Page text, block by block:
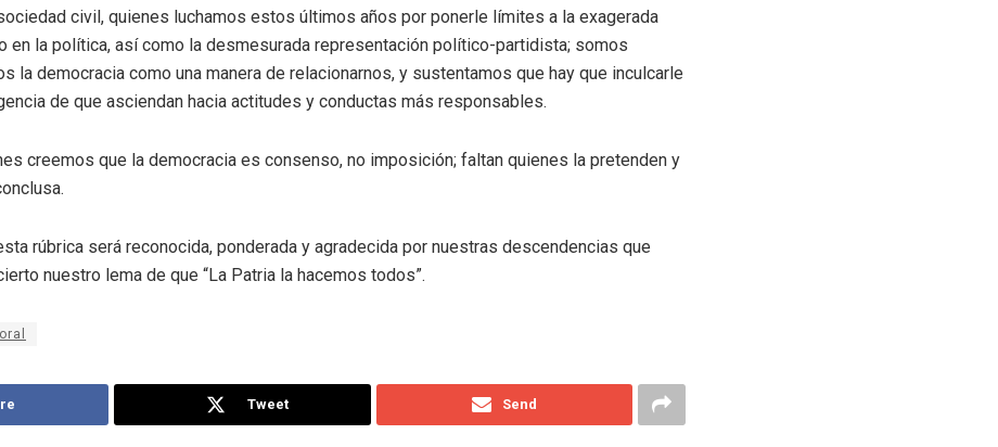
civil, quienes luchamos estos últimos años por ponerle límites a la exagerada
en la política, así como la desmesurada representación político-partidista; somos
la democracia como una manera de relacionarnos, y sustentamos que hay que inculcarle
de que asciendan hacia actitudes y conductas más responsables.
creemos que la democracia es consenso, no imposición; faltan quienes la pretenden y
rúbrica será reconocida, ponderada y agradecida por nuestras descendencias que
nuestro lema de que “La Patria la hacemos todos”.
Tweet Send